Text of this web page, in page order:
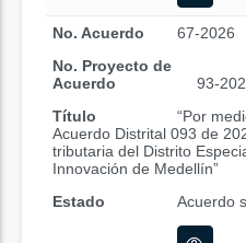
No. Acuerdo
67-2026
No. Proyecto de
Acuerdo
93-
Título
“Por
Acuerdo Distrital 093 de
tributaria del Distrito
Innovación de Medellín”
Estado
Acuerdo